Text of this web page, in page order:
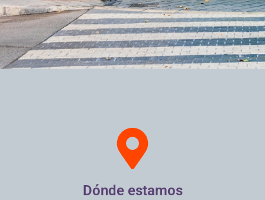
Dónde estamos